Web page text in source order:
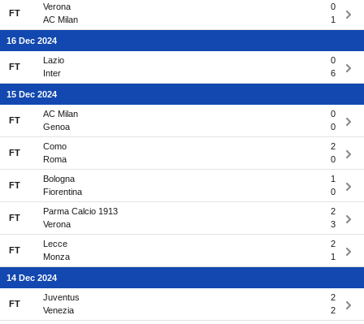
FT
Verona
0
AC Milan
1
16 Dec 2024
FT
Lazio
0
Inter
6
15 Dec 2024
FT
AC Milan
0
Genoa
0
FT
Como
2
Roma
0
FT
Bologna
1
Fiorentina
0
FT
Parma Calcio 1913
2
Verona
3
FT
Lecce
2
Monza
1
14 Dec 2024
FT
Juventus
2
Venezia
2